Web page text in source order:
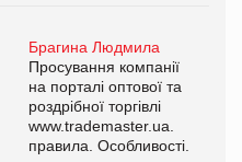
Брагина Людмила
Просування компанії
на порталі оптової та
роздрібної торгівлі
www.trademaster.ua.
правила. Особливості.